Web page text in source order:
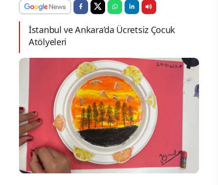
İstanbul ve Ankara’da Ücretsiz Çocuk
Atölyeleri